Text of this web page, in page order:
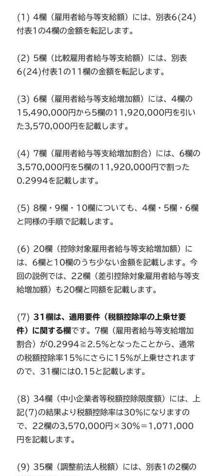
(1) 4欄（雇用者給与等支給額）には、別表6(24)
付表1の4欄の金額を転記します。
(2) 5欄（比較雇用者給与等支給額）には、別表
6(24)付表1の11欄の金額を転記します。
(3) 6欄（雇用者給与等支給増加額）には、4欄の
15,490,000円から5欄の11,920,000円を引い
た3,570,000円を記載します。
(4) 7欄（雇用者給与等支給増加割合）には、6欄の
3,570,000円を5欄の11,920,000円で割った
0.2994を記載します。
(5) 8欄・9欄・10欄についても、4欄・5欄・6欄
と同様の手順で記載します。
(6) 20欄（控除対象雇用者給与等支給増加額）に
は、6欄と10欄のうち少ない金額を記載します。今
回の説例では、22欄（差引控除対象雇用者給与等支
給増加額）も20欄と同額を記載します。
(7) 31欄は、適用要件（税額控除率の上乗せ要
件）に関する欄です。7欄（雇用者給与等支給増加
割合）が0.2994≧2.5％となったことから、通常
の税額控除率15％にさらに15％が上乗せされます
ので、31欄には0.15と記載します。
(8) 34欄（中小企業者等税額控除限度額）には、上
記(7)の結果より税額控除率は30％になりますの
で、22欄の3,570,000円×30％＝1,071,000
円を記載します。
(9) 35欄（調整前法人税額）には、別表1の2欄の